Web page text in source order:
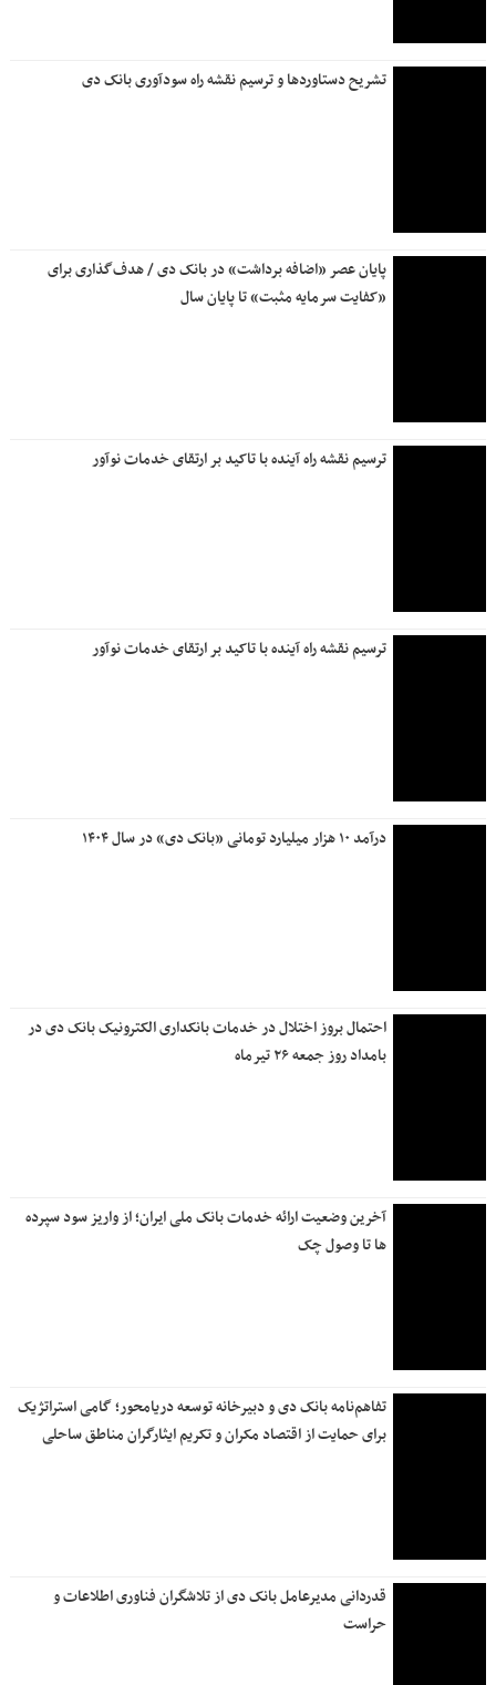
تشریح دستاوردها و ترسیم نقشه راه سودآوری بانک دی
پایان عصر «اضافه برداشت» در بانک دی / هدف‌گذاری برای
«کفایت سرمایه مثبت» تا پایان سال
ترسیم نقشه راه آینده با تاکید بر ارتقای خدمات نوآور
ترسیم نقشه راه آینده با تاکید بر ارتقای خدمات نوآور
درآمد ۱۰ هزار میلیارد تومانی «بانک دی» در سال ۱۴۰۴
احتمال بروز اختلال در خدمات بانکداری الکترونیک بانک دی در
بامداد روز جمعه ۲۶ تیرماه
آخرین وضعیت ارائه خدمات بانک ملی ایران؛ از واریز سود سپرده
ها تا وصول چک
تفاهم‌نامه بانک دی و دبیرخانه توسعه دریامحور؛ گامی استراتژیک
برای حمایت از اقتصاد مکران و تکریم ایثارگران مناطق ساحلی
قدردانی مدیرعامل بانک دی از تلاشگران فناوری اطلاعات و
حراست